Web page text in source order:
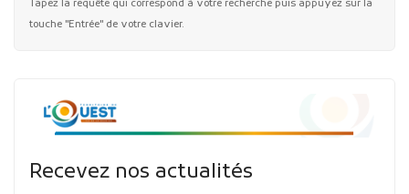
Tapez la requête qui correspond à votre recherche puis appuyez sur la
touche "Entrée" de votre clavier.
Recevez nos actualités